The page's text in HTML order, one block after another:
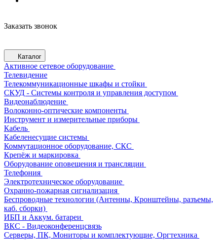
Заказать звонок
Каталог
Активное сетевое оборудование
Телевидение
Телекоммуникационные шкафы и стойки
СКУД - Системы контроля и управления доступом
Видеонаблюдение
Волоконно-оптические компоненты
Инструмент и измерительные приборы
Кабель
Кабеленесущие системы
Коммутационное оборудование, СКС
Крепёж и маркировка
Оборудование оповещения и трансляции
Телефония
Электротехническое оборудование
Охранно-пожарная сигнализация
Беспроводные технологии (Антенны, Кронштейны, разъемы,
каб. сборки)
ИБП и Аккум. батареи
ВКС - Видеоконференцсвязь
Серверы, ПК, Мониторы и комплектующие, Оргтехника